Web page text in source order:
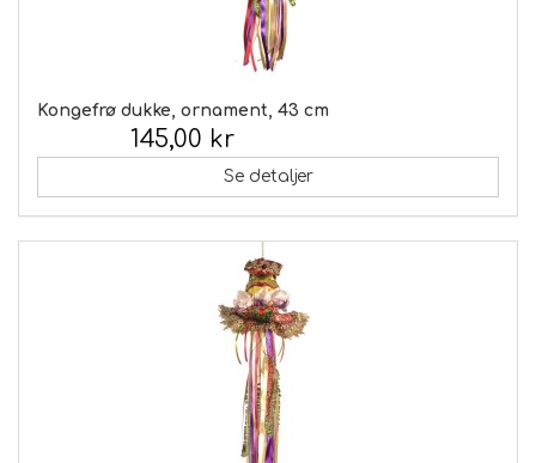
Kongefrø dukke, ornament, 43 cm
145,00 kr
Se detaljer